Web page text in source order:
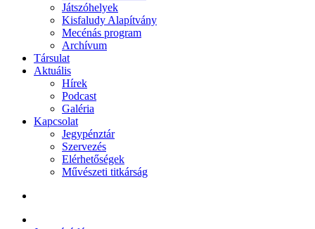
Játszóhelyek
Kisfaludy Alapítvány
Mecénás program
Archívum
Társulat
Aktuális
Hírek
Podcast
Galéria
Kapcsolat
Jegypénztár
Szervezés
Elérhetőségek
Művészeti titkárság